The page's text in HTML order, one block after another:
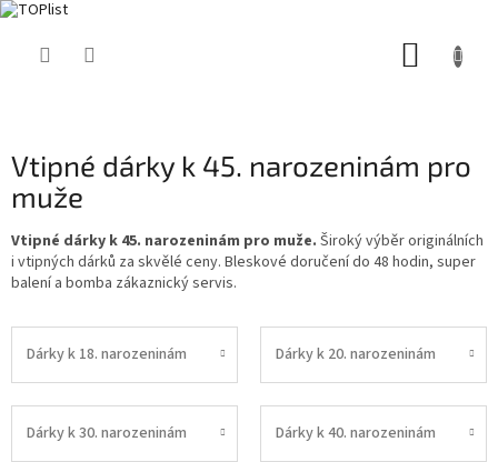
Vtipné dárky k 45. narozeninám pro
muže
Vtipné dárky k 45. narozeninám pro muže. Široký výběr originálních
i vtipných dárků za skvělé ceny. Bleskové doručení do 48 hodin, super
balení a bomba zákaznický servis.
Dárky k 18. narozeninám Dárky k 20. narozeninám
Dárky k 30. narozeninám Dárky k 40. narozeninám